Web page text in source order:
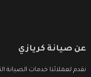
عن صيانة كريازي
نقدم لعملائنا خدمات